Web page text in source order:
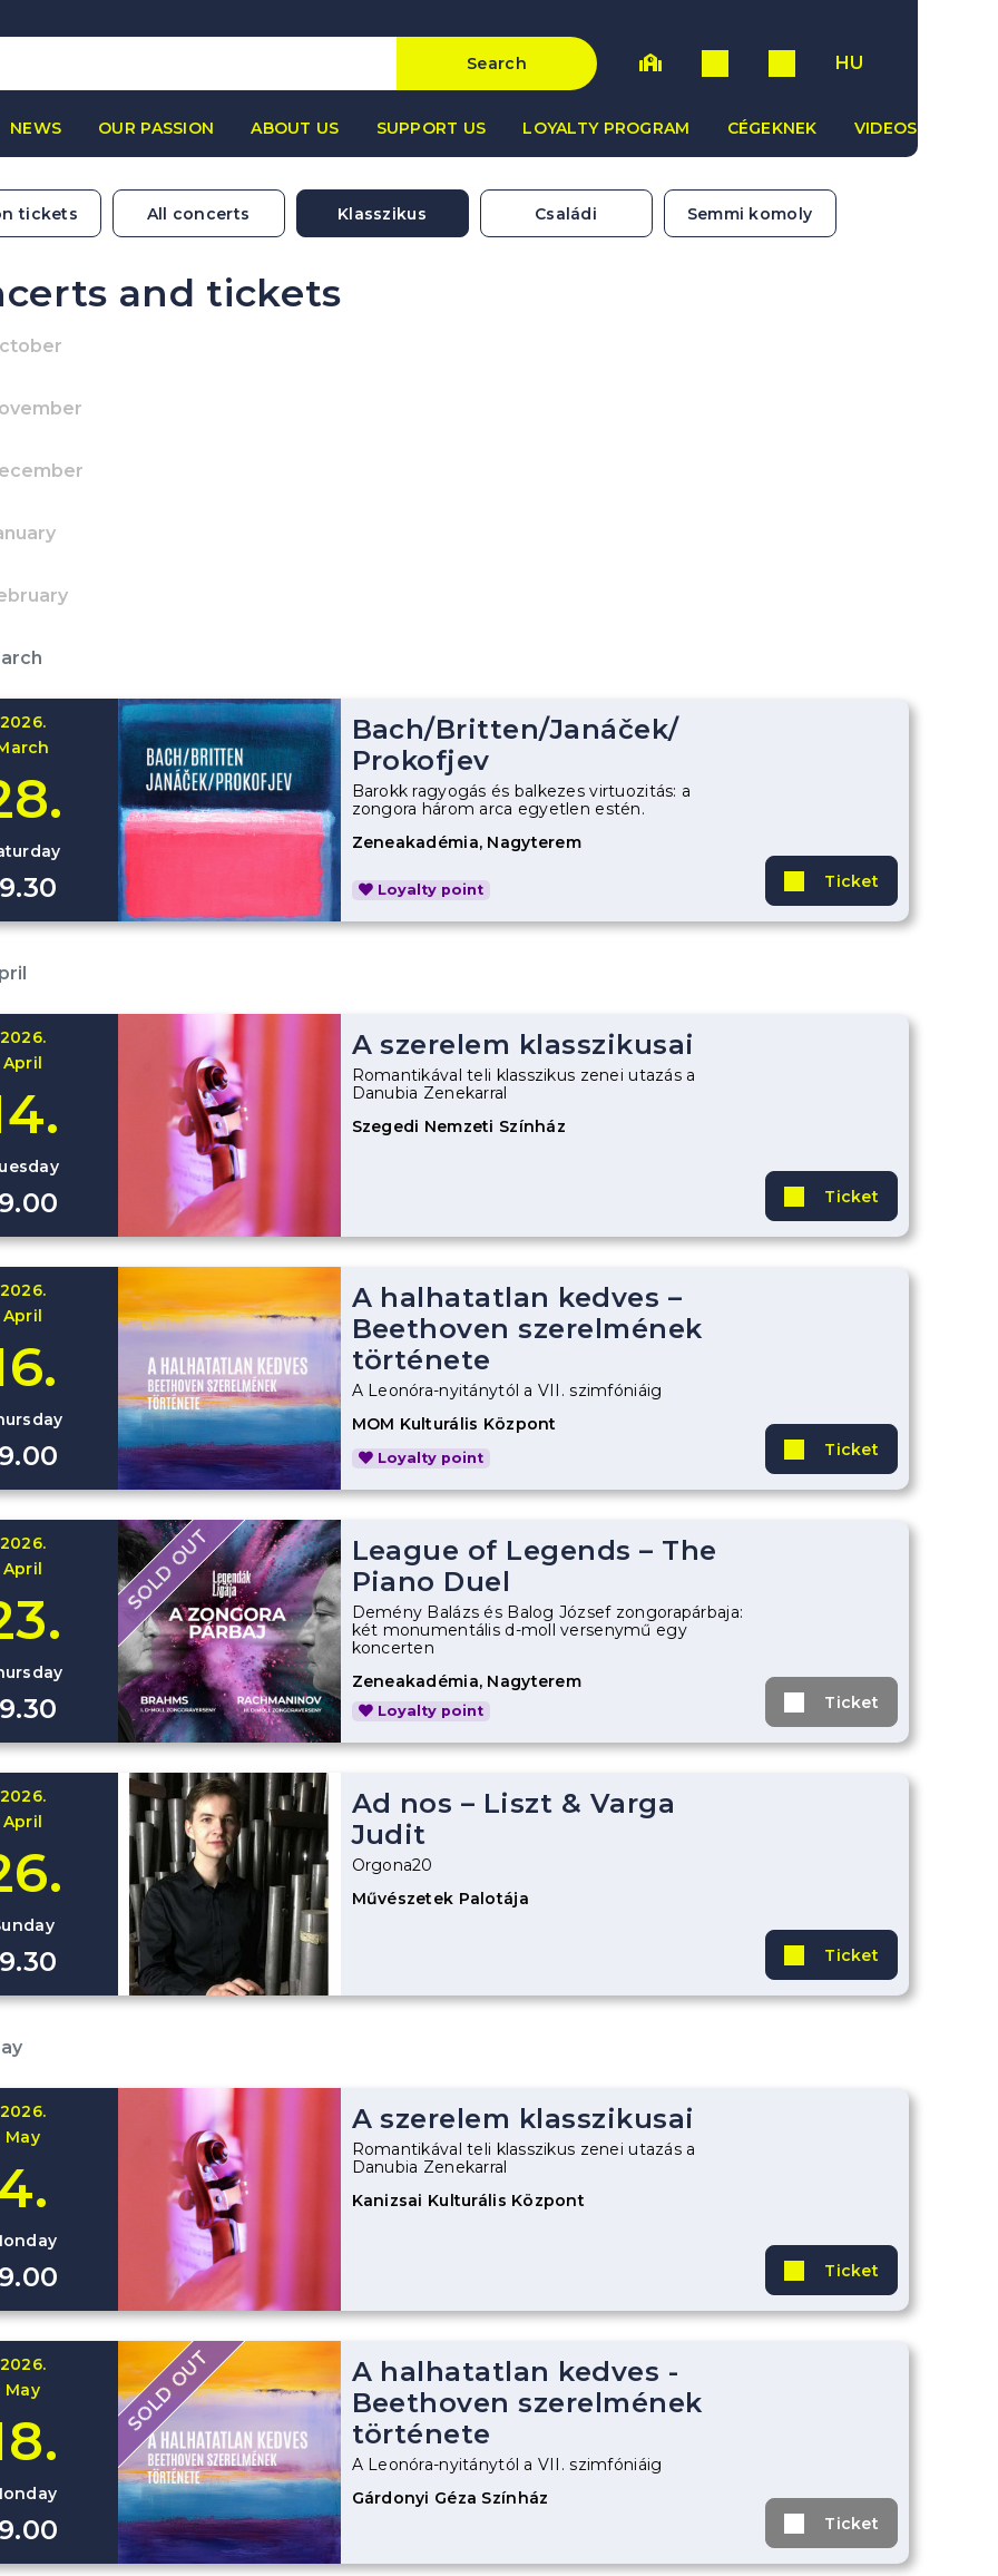
Search HU
NEWS OUR PASSION ABOUT US SUPPORT US LOYALTY PROGRAM CÉGEKNEK VIDEOS
tickets All concerts Klasszikus Családi Semmi komoly
and tickets
2026.
Bach/Britten/Janáček/
Prokofjev
Barokk ragyogás és balkezes virtuozitás: a
zongora három arca egyetlen estén.
Zeneakadémia, Nagyterem
Loyalty point Ticket
2026.
April
A szerelem klasszikusai
Romantikával teli klasszikus zenei utazás a
Danubia Zenekarral
Szegedi Nemzeti Színház
Ticket
2026.
April
A halhatatlan kedves –
Beethoven szerelmének
története
A Leonóra-nyitánytól a VII. szimfóniáig
MOM Kulturális Központ
Loyalty point Ticket
2026.
April
SOLD OUT
League of Legends – The
Piano Duel
Demény Balázs és Balog József zongorapárbaja:
két monumentális d-moll versenymű egy
koncerten
Zeneakadémia, Nagyterem
Loyalty point Ticket
2026.
April
Ad nos – Liszt & Varga
Judit
Orgona20
Művészetek Palotája
Ticket
2026.
May
A szerelem klasszikusai
Romantikával teli klasszikus zenei utazás a
Danubia Zenekarral
Kanizsai Kulturális Központ
Ticket
2026.
May
SOLD OUT
A halhatatlan kedves -
Beethoven szerelmének
története
A Leonóra-nyitánytól a VII. szimfóniáig
Gárdonyi Géza Színház
Ticket